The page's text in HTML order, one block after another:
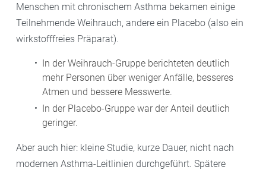
Menschen mit chronischem Asthma bekamen einige
Teilnehmende Weihrauch, andere ein Placebo (also ein
wirkstofffreies Präparat).
In der Weihrauch-Gruppe berichteten deutlich
mehr Personen über weniger Anfälle, besseres
Atmen und bessere Messwerte.
In der Placebo-Gruppe war der Anteil deutlich
geringer.
Aber auch hier: kleine Studie, kurze Dauer, nicht nach
modernen Asthma-Leitlinien durchgeführt. Spätere